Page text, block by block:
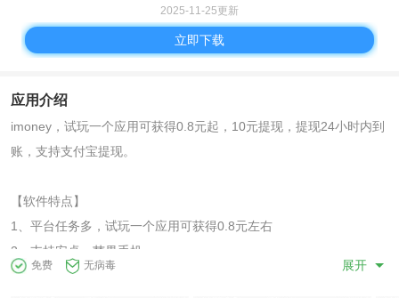
2025-11-25更新
立即下载
应用介绍
imoney， 试玩一个应用可获得0.8元起，10元提现，提现24小时内到
账，支持支付宝提现。
【软件特点】
1、平台任务多， 试玩一个应用可获得0.8元左右
2、支持安卓、苹果手机
3、24小时均有任务，每天下午15-18点为任务高峰期
免费 无病毒 展开